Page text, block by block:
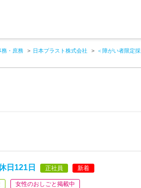
務・庶務 日本プラスト株式会社
＜障がい者限定
日121日 正社員 新着
女性のおしごと掲載中